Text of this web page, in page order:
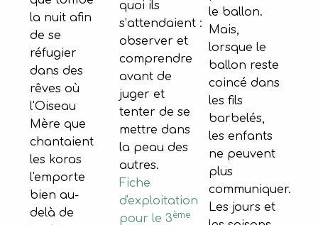
la nuit afin
de se
réfugier
dans des
rêves où
l'Oiseau
Mère que
chantaient
les koras
l'emporte
bien au-
delà de
quoi ils
s’attendaient :
observer et
comprendre
avant de
juger et
tenter de se
mettre dans
la peau des
autres.
Fiche
d'exploitation
pour le 3ème
le ballon.
Mais,
lorsque le
ballon reste
coincé dans
les fils
barbelés,
les enfants
ne peuvent
plus
communiquer.
Les jours et